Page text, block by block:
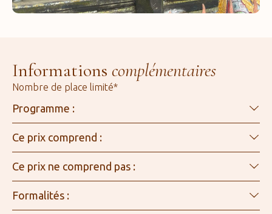
Informations complémentaires
Nombre de place limité*
Programme :
Ce prix comprend :
Ce prix ne comprend pas :
Formalités :